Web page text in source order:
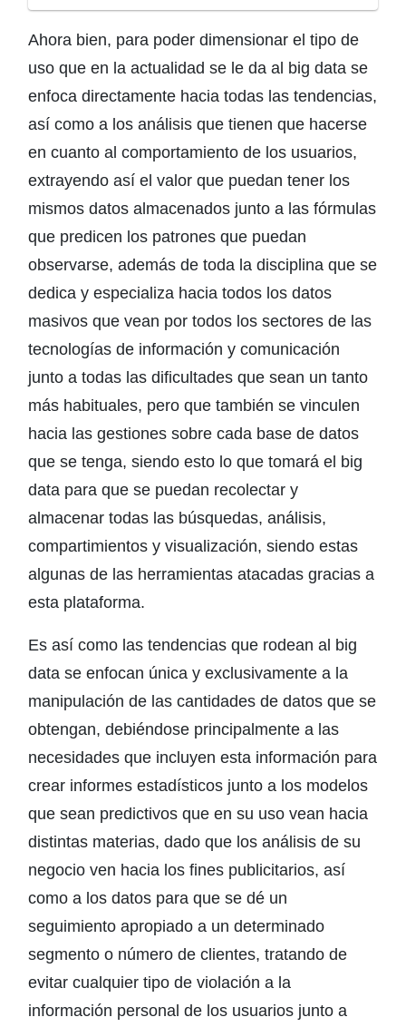
Ahora bien, para poder dimensionar el tipo de
uso que en la actualidad se le da al big data se
enfoca directamente hacia todas las tendencias,
así como a los análisis que tienen que hacerse
en cuanto al comportamiento de los usuarios,
extrayendo así el valor que puedan tener los
mismos datos almacenados junto a las fórmulas
que predicen los patrones que puedan
observarse, además de toda la disciplina que se
dedica y especializa hacia todos los datos
masivos que vean por todos los sectores de las
tecnologías de información y comunicación
junto a todas las dificultades que sean un tanto
más habituales, pero que también se vinculen
hacia las gestiones sobre cada base de datos
que se tenga, siendo esto lo que tomará el big
data para que se puedan recolectar y
almacenar todas las búsquedas, análisis,
compartimientos y visualización, siendo estas
algunas de las herramientas atacadas gracias a
esta plataforma.
Es así como las tendencias que rodean al big
data se enfocan única y exclusivamente a la
manipulación de las cantidades de datos que se
obtengan, debiéndose principalmente a las
necesidades que incluyen esta información para
crear informes estadísticos junto a los modelos
que sean predictivos que en su uso vean hacia
distintas materias, dado que los análisis de su
negocio ven hacia los fines publicitarios, así
como a los datos para que se dé un
seguimiento apropiado a un determinado
segmento o número de clientes, tratando de
evitar cualquier tipo de violación a la
información personal de los usuarios junto a